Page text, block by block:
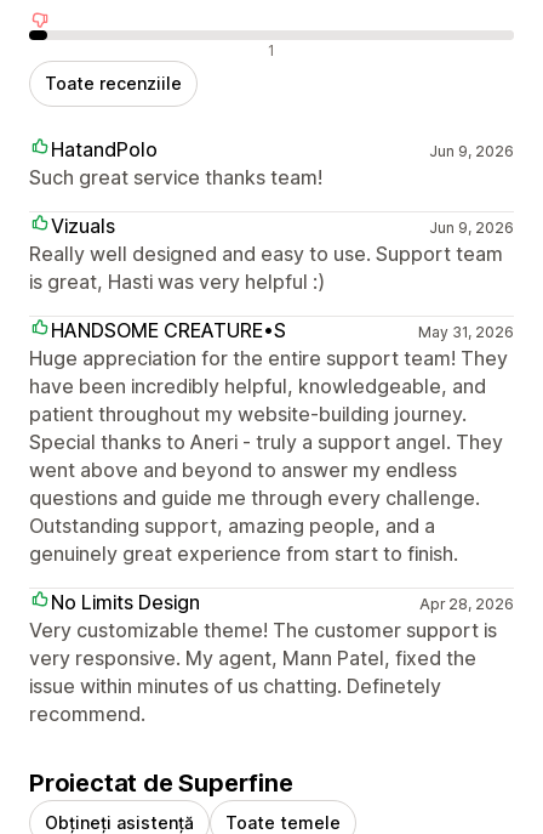
Recenzii negative 1
Toate recenziile
HatandPolo Jun 9, 2026
Such great service thanks team!
Vizuals
Jun 9, 2026
Really well designed and easy to use. Support team
is great, Hasti was very helpful :)
HANDSOME CREATURE•S
May 31, 2026
Huge appreciation for the entire support team! They
have been incredibly helpful, knowledgeable, and
patient throughout my website-building journey.
Special thanks to Aneri - truly a support angel. They
went above and beyond to answer my endless
questions and guide me through every challenge.
Outstanding support, amazing people, and a
genuinely great experience from start to finish.
No Limits Design
Apr 28, 2026
Very customizable theme! The customer support is
very responsive. My agent, Mann Patel, fixed the
issue within minutes of us chatting. Definetely
recommend.
Proiectat de Superfine
Obțineți asistență Toate temele